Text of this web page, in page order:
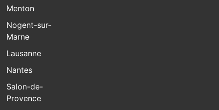
Menton
Nogent-sur-
Marne
Lausanne
Nantes
Salon-de-
Provence